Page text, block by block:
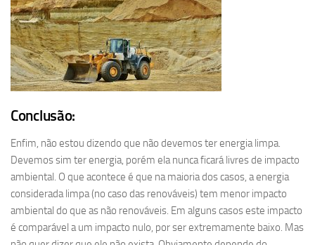
Conclusão:
Enfim, não estou dizendo que não devemos ter energia limpa.
Devemos sim ter energia, porém ela nunca ficará livres de impacto
ambiental. O que acontece é que na maioria dos casos, a energia
considerada limpa (no caso das renováveis) tem menor impacto
ambiental do que as não renováveis. Em alguns casos este impacto
é comparável a um impacto nulo, por ser extremamente baixo. Mas